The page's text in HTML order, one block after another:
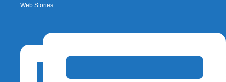
Web Stories